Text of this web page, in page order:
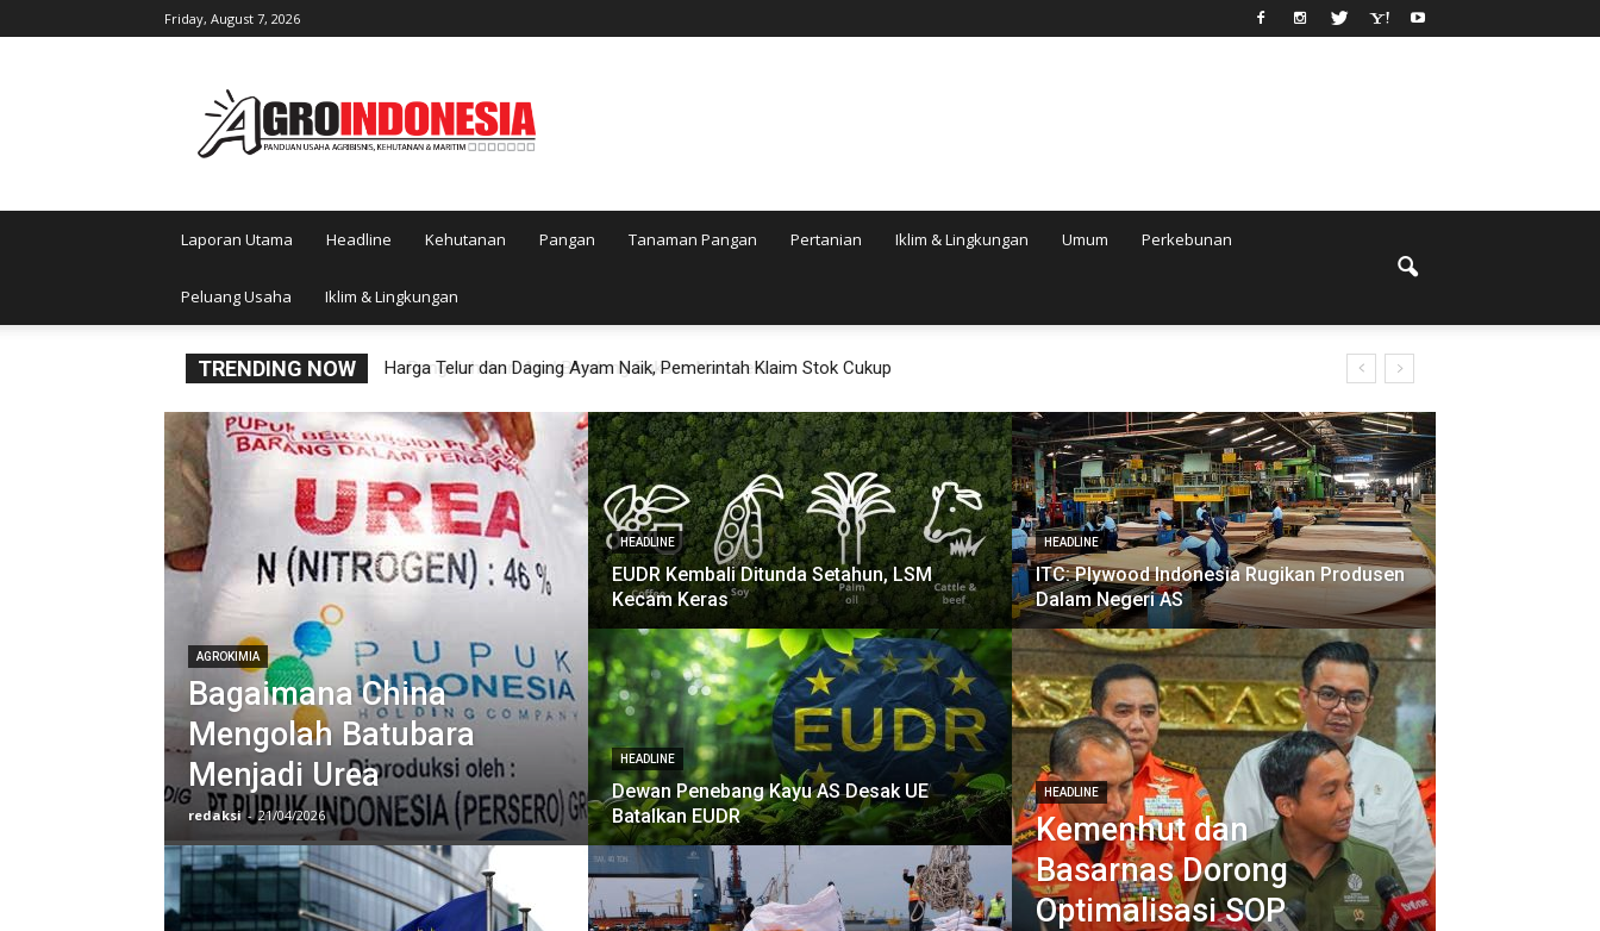
Friday, August 7, 2026
Laporan Utama Headline Kehutanan Pangan Tanaman Pangan Pertanian Iklim & Lingkungan Umum Perkebunan
Peluang Usaha Iklim & Lingkungan
TRENDING NOW Pengolah Ikan Asal Bandung Sukses Naik Kelas
AGROKIMIA
Bagaimana China
Mengolah Batubara
Menjadi Urea
redaksi - 21/04/2026
HEADLINE
EUDR Kembali Ditunda Setahun, LSM
Kecam Keras
HEADLINE
Dewan Penebang Kayu AS Desak UE
Batalkan EUDR
HEADLINE
ITC: Plywood Indonesia Rugikan Produsen
Dalam Negeri AS
HEADLINE
Kemenhut dan
Basarnas Dorong
Optimalisasi SOP